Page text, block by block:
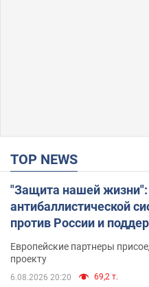
TOP NEWS
"Защита нашей жизни":
антибаллистической
против России и
Европейские партнеры
проекту
6.08.2026 20:20 69,2 т.